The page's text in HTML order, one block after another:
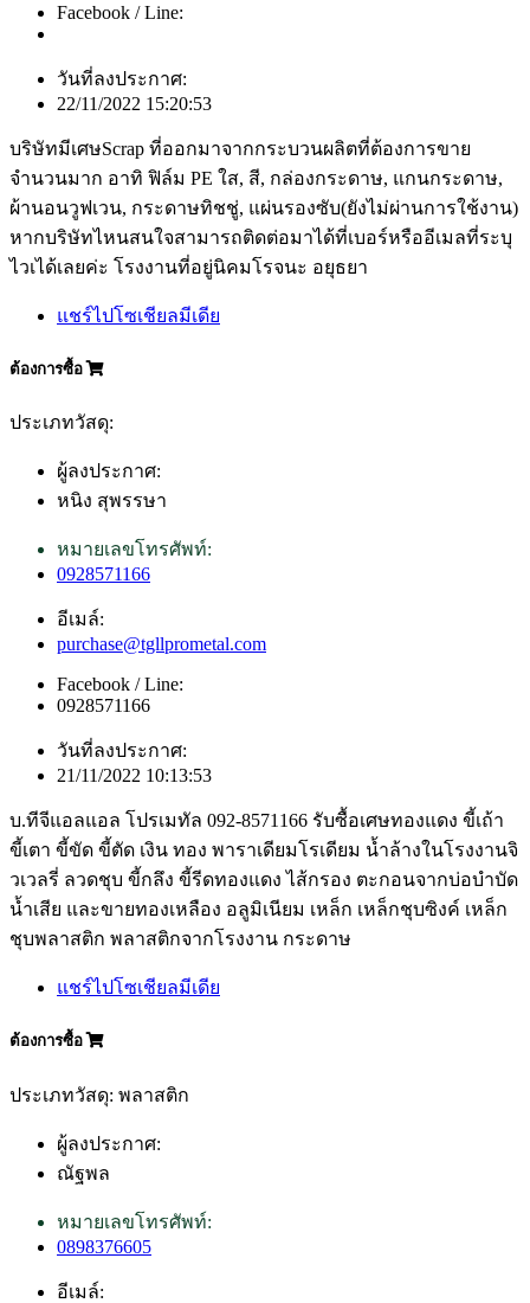
Facebook / Line:
วันที่ลงประกาศ:
22/11/2022 15:20:53
บริษัทมีเศษScrap ที่ออกมาจากกระบวนผลิตที่ต้องการขาย
จำนวนมาก อาทิ ฟิล์ม PE ใส, สี, กล่องกระดาษ, แกนกระดาษ,
ผ้านอนวูฟเวน, กระดาษทิชชู่, แผ่นรองซับ(ยังไม่ผ่านการใช้งาน)
หากบริษัทไหนสนใจสามารถติดต่อมาได้ที่เบอร์หรืออีเมลที่ระบุ
ไวเได้เลยค่ะ โรงงานที่อยู่นิคมโรจนะ อยุธยา
แชร์ไปโซเชียลมีเดีย
ต้องการซื้อ
ประเภทวัสดุ:
ผู้ลงประกาศ:
หนิง สุพรรษา
หมายเลขโทรศัพท์:
0928571166
อีเมล์:
purchase@tgllprometal.com
Facebook / Line:
0928571166
วันที่ลงประกาศ:
21/11/2022 10:13:53
บ.ทีจีแอลแอล โปรเมทัล 092-8571166 รับซื้อเศษทองแดง ขี้เถ้า
ขี้เตา ขี้ขัด ขี้ตัด เงิน ทอง พาราเดียมโรเดียม น้ำล้างในโรงงานจิ
วเวลรี่ ลวดชุบ ขี้กลึง ขี้รีดทองแดง ไส้กรอง ตะกอนจากบ่อบำบัด
น้ำเสีย และขายทองเหลือง อลูมิเนียม เหล็ก เหล็กชุบซิงค์ เหล็ก
ชุบพลาสติก พลาสติกจากโรงงาน กระดาษ
แชร์ไปโซเชียลมีเดีย
ต้องการซื้อ
ประเภทวัสดุ: พลาสติก
ผู้ลงประกาศ:
ณัฐพล
หมายเลขโทรศัพท์:
0898376605
อีเมล์: